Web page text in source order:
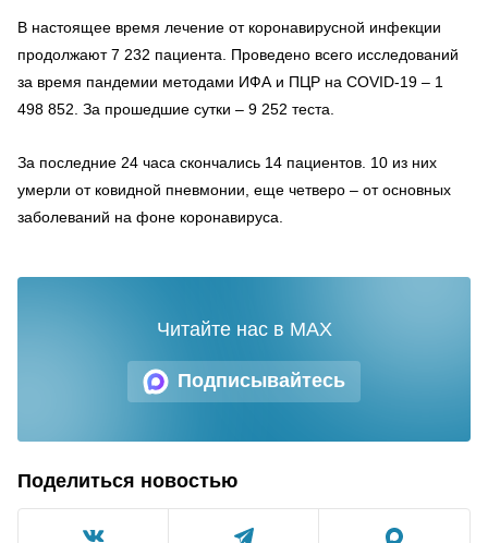
В настоящее время лечение от коронавирусной инфекции
продолжают 7 232 пациента. Проведено всего исследований
за время пандемии методами ИФА и ПЦР на COVID-19 – 1
498 852. За прошедшие сутки – 9 252 теста.
За последние 24 часа скончались 14 пациентов. 10 из них
умерли от ковидной пневмонии, еще четверо – от основных
заболеваний на фоне коронавируса.
Подписывайтесь
Читайте нас в MAX
Поделиться новостью